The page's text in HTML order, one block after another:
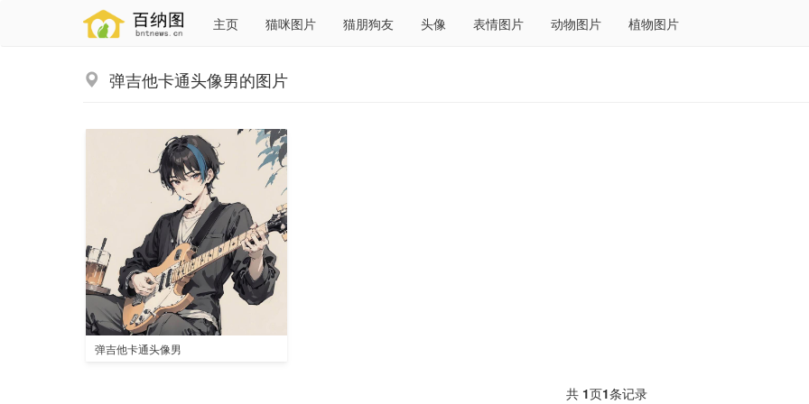
主页 猫咪图片 猫朋狗友 头像 表情图片 动物图片 植物图片
弹吉他卡通头像男的图片
弹吉他卡通头像男
共 1页1条记录